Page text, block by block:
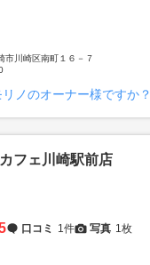
市川崎区南町１６－７
リノのオーナー様ですか？
フェ川崎駅前店
口コミ 1件 写真 1枚